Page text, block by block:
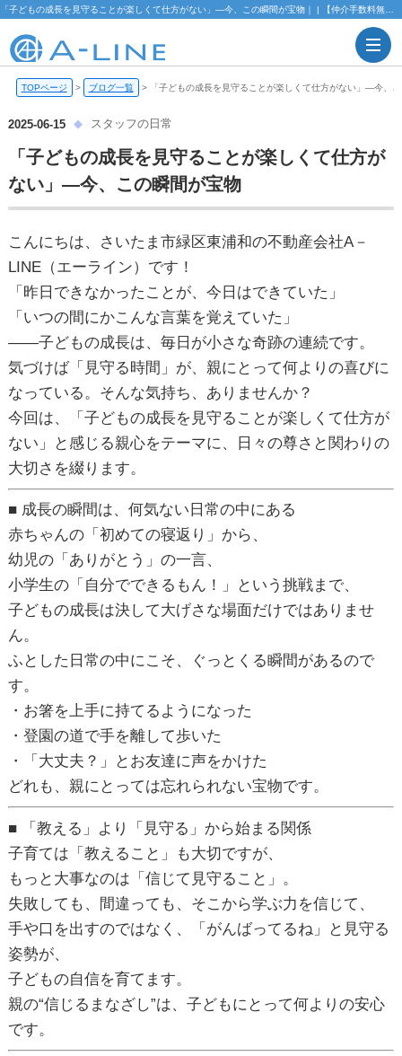
TOPページ > ブログ一覧 > 「子どもの成長を見守ることが楽しくて仕方がない」―今、
2025-06-15 スタッフの日常
「子どもの成長を見守ることが楽しくて仕方が
ない」―今、この瞬間が宝物
こんにちは、さいたま市緑区東浦和の不動産会社A－
LINE（エーライン）です！
「昨日できなかったことが、今日はできていた」
「いつの間にかこんな言葉を覚えていた」
――子どもの成長は、毎日が小さな奇跡の連続です。
気づけば「見守る時間」が、親にとって何よりの喜びに
なっている。そんな気持ち、ありませんか？
今回は、「子どもの成長を見守ることが楽しくて仕方が
ない」と感じる親心をテーマに、日々の尊さと関わりの
大切さを綴ります。
■ 成長の瞬間は、何気ない日常の中にある
赤ちゃんの「初めての寝返り」から、
幼児の「ありがとう」の一言、
小学生の「自分でできるもん！」という挑戦まで、
子どもの成長は決して大げさな場面だけではありませ
ん。
ふとした日常の中にこそ、ぐっとくる瞬間があるので
す。
・お箸を上手に持てるようになった
・登園の道で手を離して歩いた
・「大丈夫？」とお友達に声をかけた
どれも、親にとっては忘れられない宝物です。
■ 「教える」より「見守る」から始まる関係
子育ては「教えること」も大切ですが、
もっと大事なのは「信じて見守ること」。
失敗しても、間違っても、そこから学ぶ力を信じて、
手や口を出すのではなく、「がんばってるね」と見守る
姿勢が、
子どもの自信を育てます。
親の“信じるまなざし”は、子どもにとって何よりの安心
です。